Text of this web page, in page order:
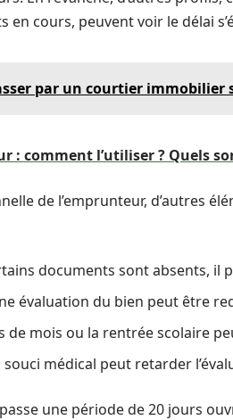
en cours, peuvent voir le délai
par un courtier immobilier
: comment l’utiliser ? Quels
de l’emprunteur, d’autres
documents sont absents, il
évaluation du bien peut être
de mois ou la rentrée scolaire
souci médical peut retarder
une période de 20 jours